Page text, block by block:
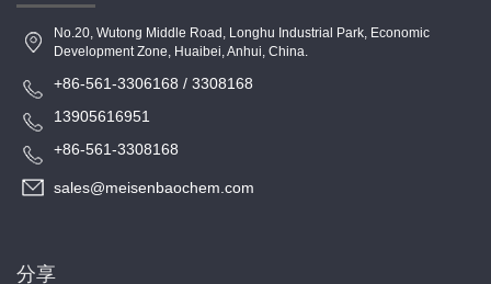
No.20, Wutong Middle Road, Longhu Industrial Park, Economic
Development Zone, Huaibei, Anhui, China.
+86-561-3306168 / 3308168
13905616951
+86-561-3308168
sales@meisenbaochem.com
分享